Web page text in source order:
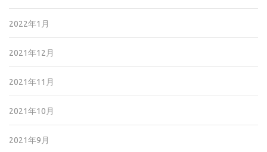
2022年1月
2021年12月
2021年11月
2021年10月
2021年9月